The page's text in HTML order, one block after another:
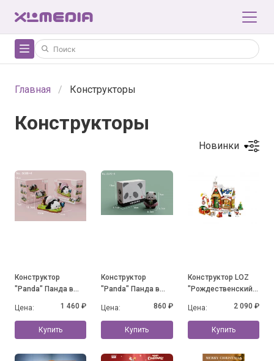
Главная Конструкторы
Конструкторы
Новинки
Конструктор
"Panda" Панда в
бабочкой (1088
деталей)
Цена: 1 460 ₽
Купить
Конструктор
"Panda" Панда в
цветочками
Цена: 860 ₽
Купить
Конструктор LOZ
"Рождественский
Цена:
2 090 ₽
Купить